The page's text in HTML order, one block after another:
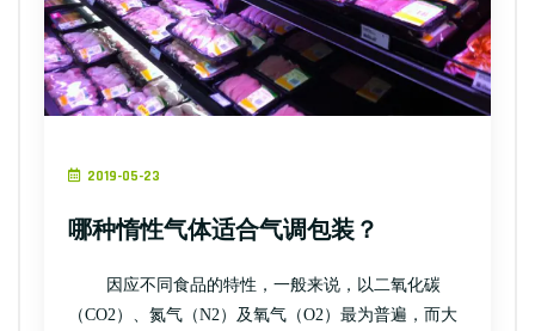
2019-05-23
哪种惰性气体适合气调包装？
因应不同食品的特性，一般来说，以二氧化碳
（CO2）、氮气（N2）及氧气（O2）最为普遍，而大